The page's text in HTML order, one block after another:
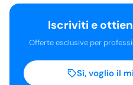
Iscriviti e
Offerte esclusive per
Sì, voglio il